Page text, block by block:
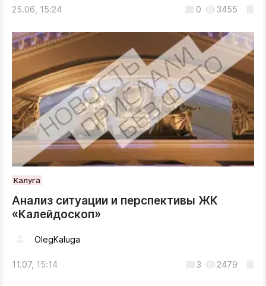
25.06, 15:24 0 3455
Калуга
Анализ ситуации и перспективы ЖК
«Калейдоскоп»
OlegKaluga
11.07, 15:14 3 2479